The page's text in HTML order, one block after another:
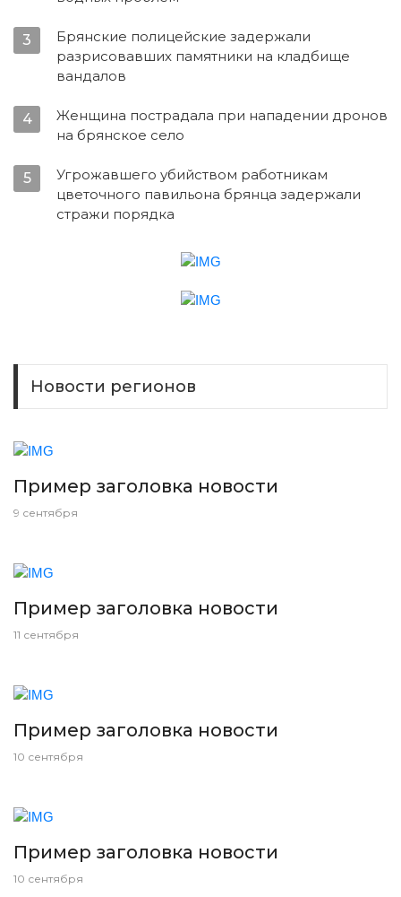
3
Брянские полицейские задержали
разрисовавших памятники на кладбище
вандалов
4
Женщина пострадала при нападении дронов
на брянское село
5
Угрожавшего убийством работникам
цветочного павильона брянца задержали
стражи порядка
Новости регионов
Пример заголовка новости
9 сентября
Пример заголовка новости
11 сентября
Пример заголовка новости
10 сентября
Пример заголовка новости
10 сентября